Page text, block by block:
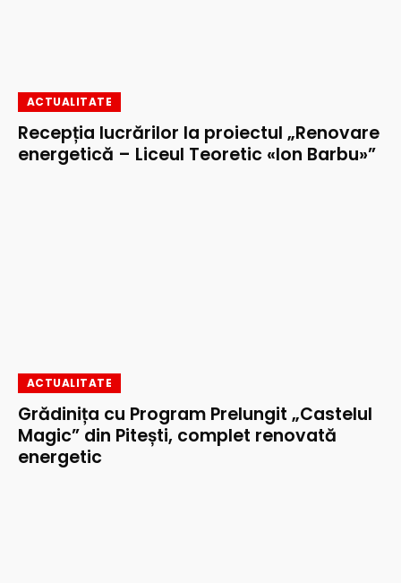
ACTUALITATE
Recepția lucrărilor la proiectul „Renovare
energetică – Liceul Teoretic «Ion Barbu»”
ACTUALITATE
Grădinița cu Program Prelungit „Castelul
Magic” din Pitești, complet renovată
energetic